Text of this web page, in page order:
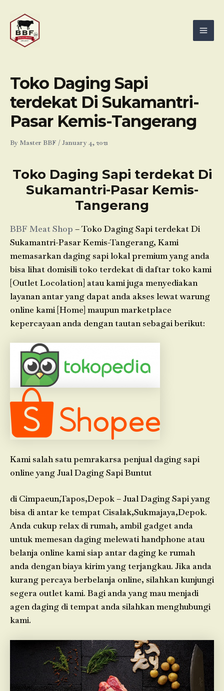
content
Toko Daging Sapi
terdekat Di Sukamantri-
Pasar Kemis-Tangerang
By Master BBF /January 4, 2021
Toko Daging Sapi terdekat Di
Sukamantri-Pasar Kemis-
Tangerang
BBF Meat Shop – Toko Daging Sapi terdekat Di
Sukamantri-Pasar Kemis-Tangerang, Kami
memasarkan daging sapi lokal premium yang anda
bisa lihat domisili toko terdekat di daftar toko kami
[Outlet Locolation] atau kami juga menyediakan
layanan antar yang dapat anda akses lewat warung
online kami [Home] maupun marketplace
kepercayaan anda dengan tautan sebagai berikut:
Kami salah satu pemrakarsa penjual daging sapi
online yang Jual Daging Sapi Buntut
di Cimpaeun,Tapos,Depok – Jual Daging Sapi yang
bisa di antar ke tempat Cisalak,Sukmajaya,Depok.
Anda cukup relax di rumah, ambil gadget anda
untuk memesan daging melewati handphone atau
belanja online kami siap antar daging ke rumah
anda dengan biaya kirim yang terjangkau. Jika anda
kurang percaya berbelanja online, silahkan kunjungi
segera outlet kami. Bagi anda yang mau menjadi
agen daging di tempat anda silahkan menghubungi
kami.